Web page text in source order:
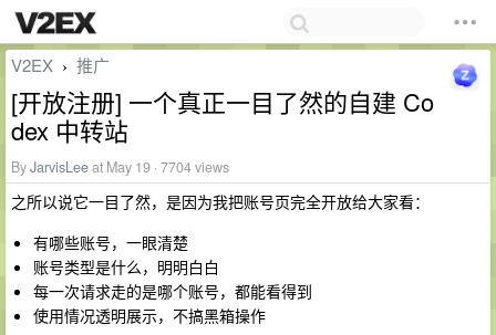
V2EX › 推广
[开放注册] 一个真正一目了然的自建 Co
dex 中转站
ByJarvisLeeat May 19 · 7704 views
之所以说它一目了然，是因为我把账号页完全开放给大家看：
有哪些账号，一眼清楚
账号类型是什么，明明白白
每一次请求走的是哪个账号，都能看得到
使用情况透明展示，不搞黑箱操作